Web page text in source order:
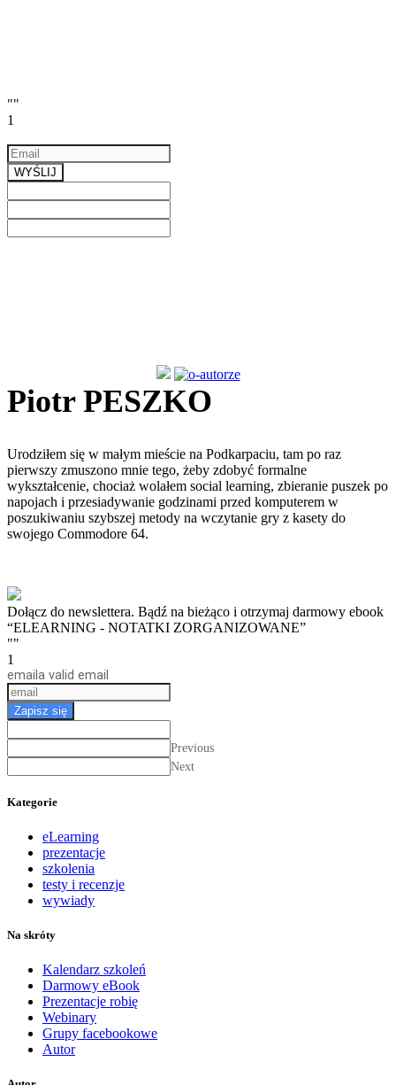
""
1
WYŚLIJ
Piotr PESZKO
Urodziłem się w małym mieście na Podkarpaciu, tam po raz
pierwszy zmuszono mnie tego, żeby zdobyć formalne
wykształcenie, chociaż wolałem social learning, zbieranie puszek po
napojach i przesiadywanie godzinami przed komputerem w
poszukiwaniu szybszej metody na wczytanie gry z kasety do
swojego Commodore 64.
Dołącz do newslettera. Bądź na bieżąco i otrzymaj darmowy ebook
“ELEARNING - NOTATKI ZORGANIZOWANE”
""
1
email a valid email
Zapisz się
Previous
Next
Kategorie
eLearning
prezentacje
szkolenia
testy i recenzje
wywiady
Na skróty
Kalendarz szkoleń
Darmowy eBook
Prezentacje robię
Webinary
Grupy facebookowe
Autor